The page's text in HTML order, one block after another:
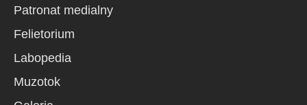
Patronat medialny
Felietorium
Labopedia
Muzotok